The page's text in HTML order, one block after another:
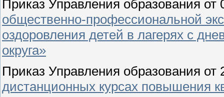
Приказ Управления образования
общественно-профессиональной
оздоровления детей в лагерях с
округа»
Приказ Управления образования
дистанционных курсах повышения